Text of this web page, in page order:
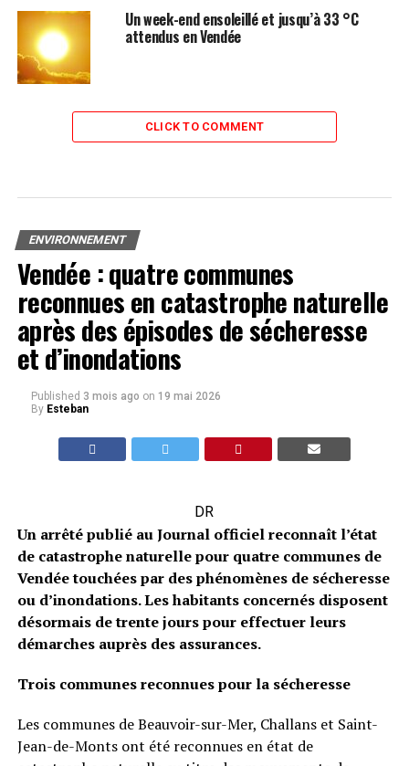
Un week-end ensoleillé et jusqu’à 33 °C
attendus en Vendée
CLICK TO COMMENT
ENVIRONNEMENT
Vendée : quatre communes
reconnues en catastrophe naturelle
après des épisodes de sécheresse
et d’inondations
Published 3 mois ago on 19 mai 2026
By Esteban
DR
Un arrêté publié au Journal officiel reconnaît l’état
de catastrophe naturelle pour quatre communes de
Vendée touchées par des phénomènes de sécheresse
ou d’inondations. Les habitants concernés disposent
désormais de trente jours pour effectuer leurs
démarches auprès des assurances.
Trois communes reconnues pour la sécheresse
Les communes de Beauvoir-sur-Mer, Challans et Saint-
Jean-de-Monts ont été reconnues en état de